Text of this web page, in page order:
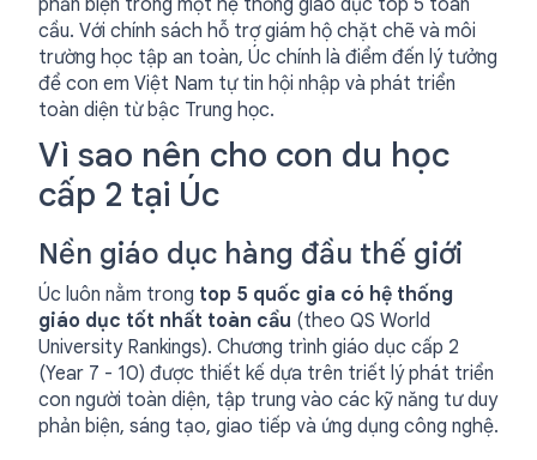
phản biện trong một hệ thống giáo dục top 5 toàn
cầu. Với chính sách hỗ trợ giám hộ chặt chẽ và môi
trường học tập an toàn, Úc chính là điểm đến lý tưởng
để con em Việt Nam tự tin hội nhập và phát triển
toàn diện từ bậc Trung học.
Vì sao nên cho con du học
cấp 2 tại Úc
Nền giáo dục hàng đầu thế giới
Úc luôn nằm trong top 5 quốc gia có hệ thống
giáo dục tốt nhất toàn cầu (theo QS World
University Rankings). Chương trình giáo dục cấp 2
(Year 7 - 10) được thiết kế dựa trên triết lý phát triển
con người toàn diện, tập trung vào các kỹ năng tư duy
phản biện, sáng tạo, giao tiếp và ứng dụng công nghệ.